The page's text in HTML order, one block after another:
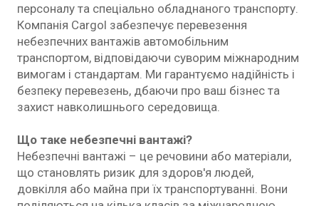
персоналу та спеціально обладнаного транспорту.
Компанія Cargol забезпечує перевезення
небезпечних вантажів автомобільним
транспортом, відповідаючи суворим міжнародним
вимогам і стандартам. Ми гарантуємо надійність і
безпеку перевезень, дбаючи про ваш бізнес та
захист навколишнього середовища.
Що таке небезпечні вантажі?
Небезпечні вантажі – це речовини або матеріали,
що становлять ризик для здоров'я людей,
довкілля або майна при їх транспортуванні. Вони